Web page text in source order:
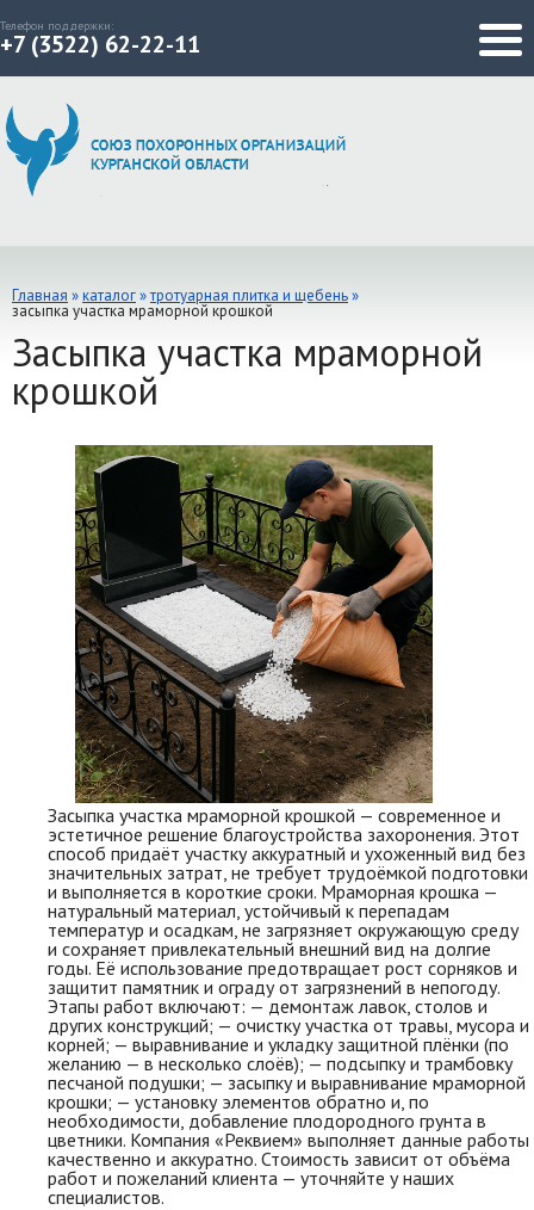
Телефон поддержки:
+7 (3522) 62-22-11
Главная »каталог»тротуарная плитка и щебень»
засыпка участка мраморной крошкой
Засыпка участка мраморной
крошкой
Засыпка участка мраморной крошкой — современное и
эстетичное решение благоустройства захоронения. Этот
способ придаёт участку аккуратный и ухоженный вид без
значительных затрат, не требует трудоёмкой подготовки
и выполняется в короткие сроки. Мраморная крошка —
натуральный материал, устойчивый к перепадам
температур и осадкам, не загрязняет окружающую среду
и сохраняет привлекательный внешний вид на долгие
годы. Её использование предотвращает рост сорняков и
защитит памятник и ограду от загрязнений в непогоду.
Этапы работ включают: — демонтаж лавок, столов и
других конструкций; — очистку участка от травы, мусора и
корней; — выравнивание и укладку защитной плёнки (по
желанию — в несколько слоёв); — подсыпку и трамбовку
песчаной подушки; — засыпку и выравнивание мраморной
крошки; — установку элементов обратно и, по
необходимости, добавление плодородного грунта в
цветники. Компания «Реквием» выполняет данные работы
качественно и аккуратно. Стоимость зависит от объёма
работ и пожеланий клиента — уточняйте у наших
специалистов.